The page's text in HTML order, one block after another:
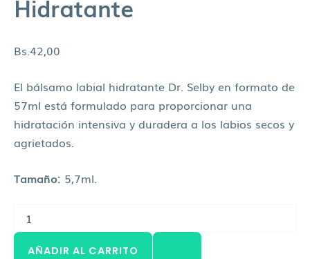
Hidratante
Bs.42,00
El bálsamo labial hidratante Dr. Selby en formato de
57ml está formulado para proporcionar una
hidratación intensiva y duradera a los labios secos y
agrietados.
Tamaño: 5,7ml.
AÑADIR AL CARRITO